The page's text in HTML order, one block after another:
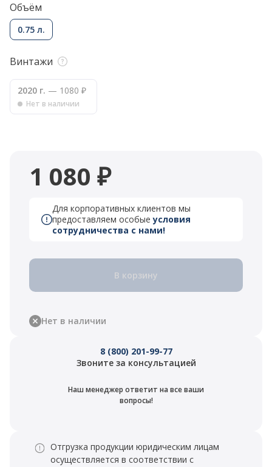
Объём
0.75 л.
Винтажи
2020 г. — 1080 ₽
Нет в наличии
1 080 ₽
Для корпоративных клиентов мы
предоставляем особыеусловия
сотрудничества с нами!
В корзину
Нет в наличии
8 (800) 201-99-77
Звоните за консультацией
Наш менеджер ответит на все ваши
вопросы!
Отгрузка продукции юридическим лицам
осуществляется в соответствии с